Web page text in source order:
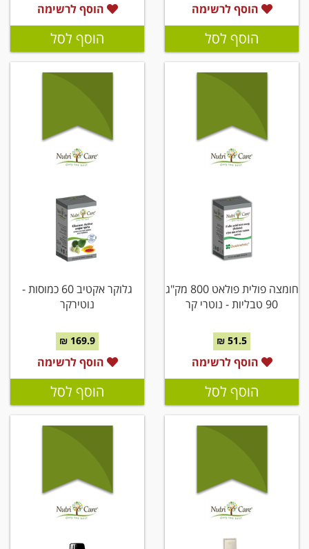
הוסף לרשימה
הוסף לסל
הוסף לרשימה
הוסף לסל
חומצה פולית פולאט 800 מק"ג
90 טבליות - נוטרי קר
51.5 ₪
הוסף לרשימה
הוסף לסל
גלוקר אקטיב 60 כמוסות -
נוטירקר
169.9 ₪
הוסף לרשימה
הוסף לסל